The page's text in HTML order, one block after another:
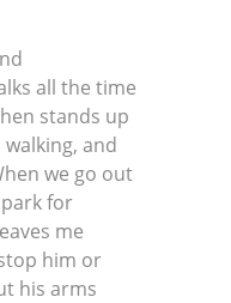
all the time
stands up
and
we go out
for
me
him or
his arms